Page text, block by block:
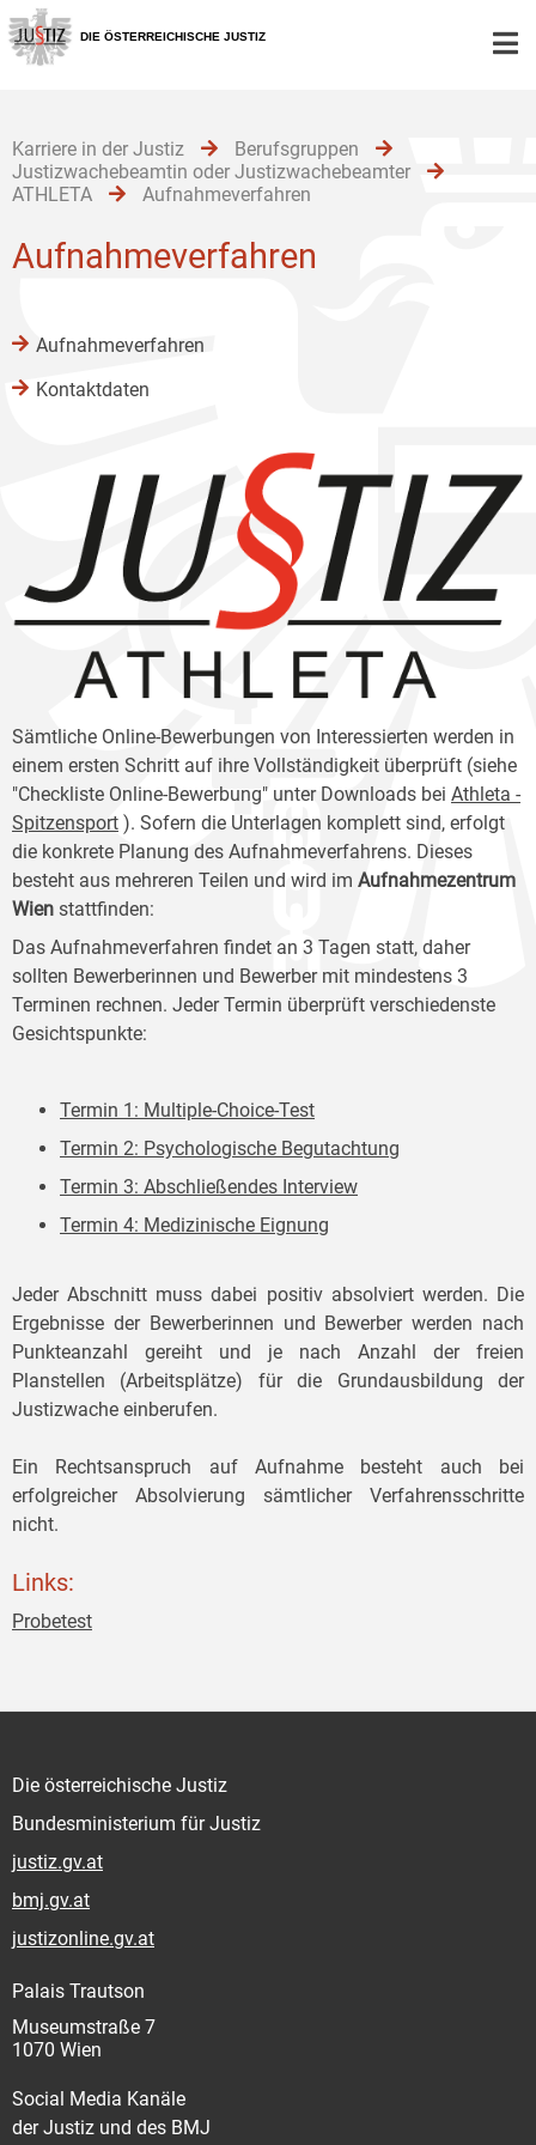
Zur
Hauptnavigation
[1]
Zum
Inhalt
[2]
Zum
Untermenü
[3]
DIE ÖSTERREICHISCHE JUSTIZ
Karriere in der Justiz
Berufsgruppen
Justizwachebeamtin oder Justizwachebeamter
ATHLETA
Aufnahmeverfahren
Aufnahmeverfahren
Aufnahmeverfahren
Kontaktdaten
Sämtliche Online-Bewerbungen von Interessierten werden in
einem ersten Schritt auf ihre Vollständigkeit überprüft (siehe
"Checkliste Online-Bewerbung" unter Downloads bei Athleta -
Spitzensport ). Sofern die Unterlagen komplett sind, erfolgt
die konkrete Planung des Aufnahmeverfahrens. Dieses
besteht aus mehreren Teilen und wird im Aufnahmezentrum
Wien stattfinden:
Das Aufnahmeverfahren findet an 3 Tagen statt, daher
sollten Bewerberinnen und Bewerber mit mindestens 3
Terminen rechnen. Jeder Termin überprüft verschiedenste
Gesichtspunkte:
Termin 1: Multiple-Choice-Test
Termin 2: Psychologische Begutachtung
Termin 3: Abschließendes Interview
Termin 4: Medizinische Eignung
Jeder Abschnitt muss dabei positiv absolviert werden. Die
Ergebnisse der Bewerberinnen und Bewerber werden nach
Punkteanzahl gereiht und je nach Anzahl der freien
Planstellen (Arbeitsplätze) für die Grundausbildung der
Justizwache einberufen.
Ein Rechtsanspruch auf Aufnahme besteht auch bei
erfolgreicher Absolvierung sämtlicher Verfahrensschritte
nicht.
Links:
Probetest
Die österreichische Justiz
Bundesministerium für Justiz
justiz.gv.at
bmj.gv.at
justizonline.gv.at
Palais Trautson
Museumstraße 7
1070 Wien
Social Media Kanäle
der Justiz und des BMJ